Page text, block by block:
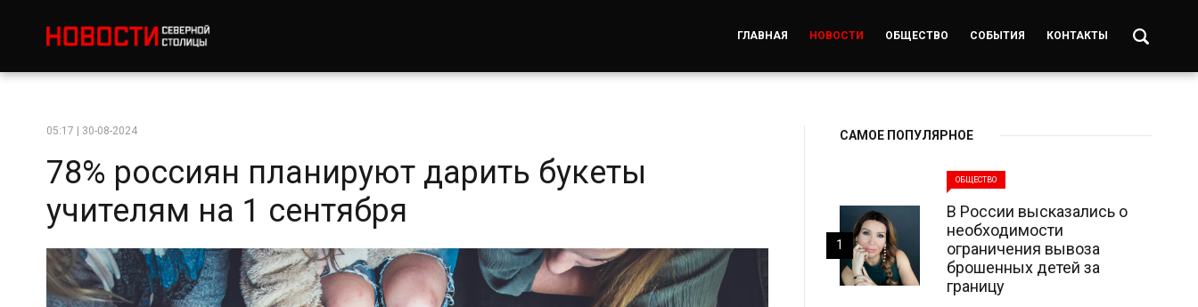
ГЛАВНАЯ НОВОСТИ ОБЩЕСТВО СОБЫТИЯ КОНТАКТЫ
05:17 | 30-08-2024
78% россиян планируют дарить букеты
учителям на 1 сентября
САМОЕ ПОПУЛЯРНОЕ
ОБЩЕСТВО
В России высказались о
необходимости
ограничения вывоза
брошенных детей за
границу
1